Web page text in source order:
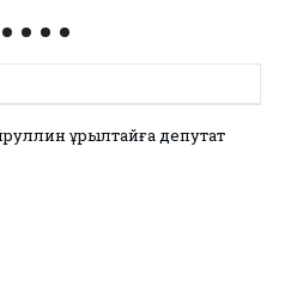
Құрылтайға депутат